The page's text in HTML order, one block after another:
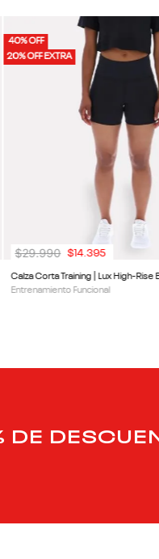
40% OFF
20% OFF EXTRA
Calza Corta Training | Lux High-
Entrenamiento Funcional
$29.990 $14.395
DE